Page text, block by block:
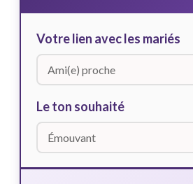
Votre lien avec les mariés
Le ton souhaité